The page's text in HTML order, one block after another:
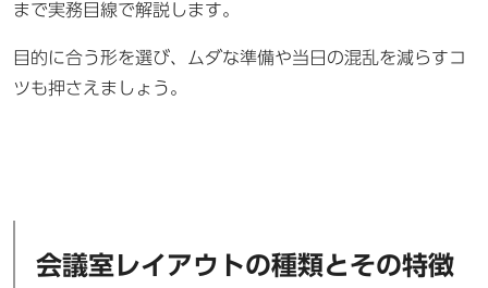
まで実務目線で解説します。
目的に合う形を選び、ムダな準備や当日の混乱を減らすコ
ツも押さえましょう。
会議室レイアウトの種類とその特徴